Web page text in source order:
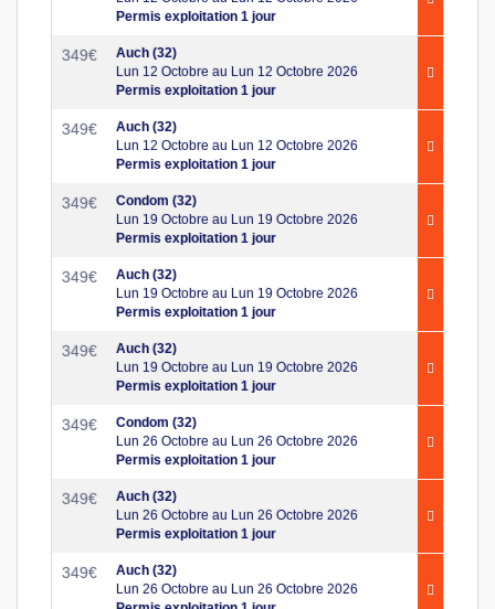
Permis exploitation 1 jour
349€
Auch (32)
Lun 12 Octobre au Lun 12 Octobre 2026
Permis exploitation 1 jour
349€
Auch (32)
Lun 12 Octobre au Lun 12 Octobre 2026
Permis exploitation 1 jour
349€
Condom (32)
Lun 19 Octobre au Lun 19 Octobre 2026
Permis exploitation 1 jour
349€
Auch (32)
Lun 19 Octobre au Lun 19 Octobre 2026
Permis exploitation 1 jour
349€
Auch (32)
Lun 19 Octobre au Lun 19 Octobre 2026
Permis exploitation 1 jour
349€
Condom (32)
Lun 26 Octobre au Lun 26 Octobre 2026
Permis exploitation 1 jour
349€
Auch (32)
Lun 26 Octobre au Lun 26 Octobre 2026
Permis exploitation 1 jour
349€
Auch (32)
Lun 26 Octobre au Lun 26 Octobre 2026